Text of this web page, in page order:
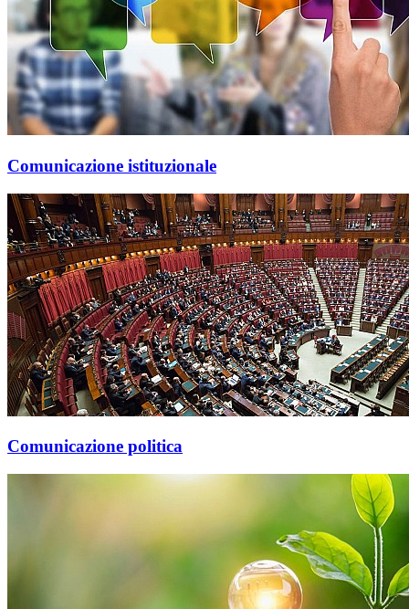
Comunicazione istituzionale
Comunicazione politica